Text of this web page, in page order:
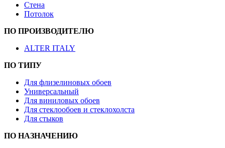
Стена
Потолок
ПО ПРОИЗВОДИТЕЛЮ
ALTER ITALY
ПО ТИПУ
Для флизелиновых обоев
Универсальный
Для виниловых обоев
Для стеклообоев и стеклохолста
Для стыков
ПО НАЗНАЧЕНИЮ